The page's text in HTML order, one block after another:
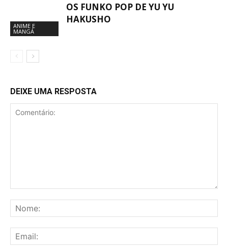
ANIME E
MANGÁ
OS FUNKO POP DE YU YU
HAKUSHO
DEIXE UMA RESPOSTA